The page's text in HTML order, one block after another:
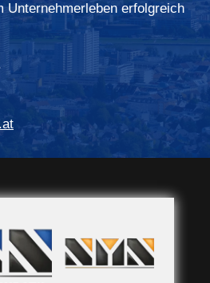
Unternehmerleben erfolgreich